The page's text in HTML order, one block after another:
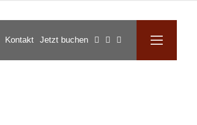
Kontakt Jetzt buchen